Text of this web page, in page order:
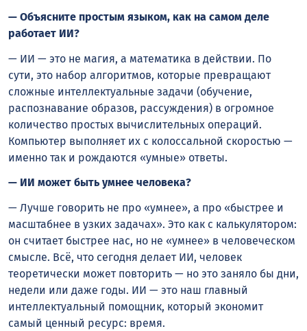
— Объясните простым языком, как на самом деле
работает ИИ?
— ИИ — это не магия, а математика в действии. По
сути, это набор алгоритмов, которые превращают
сложные интеллектуальные задачи (обучение,
распознавание образов, рассуждения) в огромное
количество простых вычислительных операций.
Компьютер выполняет их с колоссальной скоростью —
именно так и рождаются «умные» ответы.
— ИИ может быть умнее человека?
— Лучше говорить не про «умнее», а про «быстрее и
масштабнее в узких задачах». Это как с калькулятором:
он считает быстрее нас, но не «умнее» в человеческом
смысле. Всё, что сегодня делает ИИ, человек
теоретически может повторить — но это заняло бы дни,
недели или даже годы. ИИ — это наш главный
интеллектуальный помощник, который экономит
самый ценный ресурс: время.